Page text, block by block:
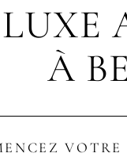
À
VOTRE